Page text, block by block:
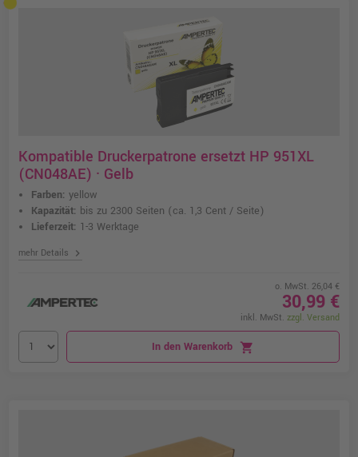
Kompatible Druckerpatrone ersetzt HP 951XL
(CN048AE) · Gelb
Farben: yellow
Kapazität: bis zu 2300 Seiten (ca. 1,3 Cent / Seite)
Lieferzeit: 1-3 Werktage
mehr Details chevron_right
o. MwSt. 26,04 €
30,99 €
inkl. MwSt. zzgl. Versand
In den Warenkorb shopping_cart